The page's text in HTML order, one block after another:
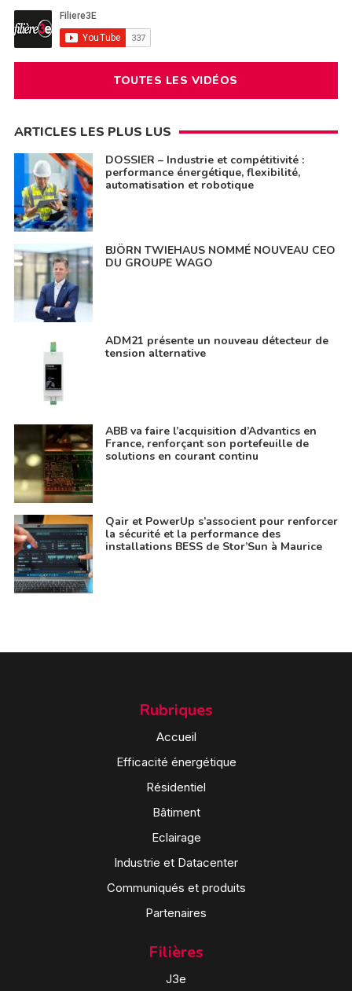
TOUTES LES VIDÉOS
ARTICLES LES PLUS LUS
DOSSIER – Industrie et compétitivité :
performance énergétique, flexibilité,
automatisation et robotique
BJÖRN TWIEHAUS NOMMÉ NOUVEAU CEO
DU GROUPE WAGO
ADM21 présente un nouveau détecteur de
tension alternative
ABB va faire l’acquisition d’Advantics en
France, renforçant son portefeuille de
solutions en courant continu
Qair et PowerUp s’associent pour renforcer
la sécurité et la performance des
installations BESS de Stor’Sun à Maurice
Rubriques
Accueil
Efficacité énergétique
Résidentiel
Bâtiment
Eclairage
Industrie et Datacenter
Communiqués et produits
Partenaires
Filières
J3e